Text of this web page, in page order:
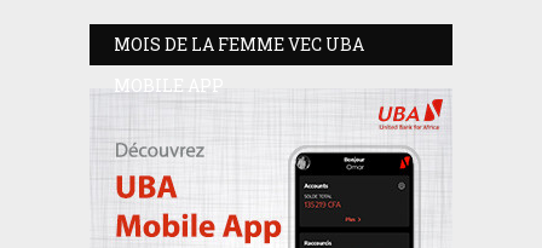
MOIS DE LA FEMME VEC UBA
MOBILE APP